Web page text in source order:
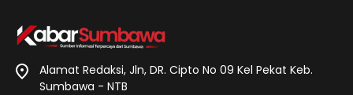
Alamat Redaksi, Jln, DR. Cipto No 09 Kel Pekat Keb.
Sumbawa - NTB